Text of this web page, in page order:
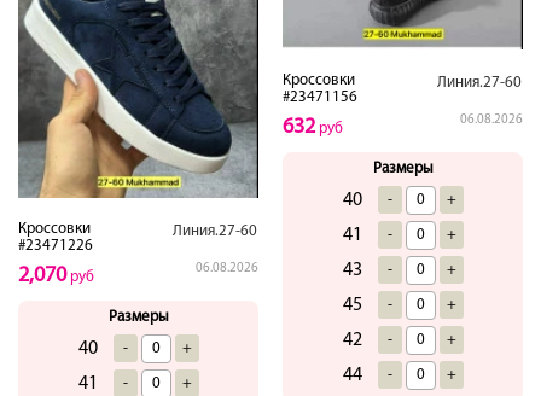
Кроссовки
#23471226
Линия.27-60
06.08.2026
2,070руб
Размеры
40 - +
41 - +
Кроссовки
#23471156
Линия.27-60
06.08.2026
632руб
Размеры
40 - +
41 - +
43 - +
45 - +
42 - +
44 - +